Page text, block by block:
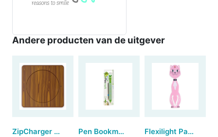
Andere producten van de uitgever
ZipCharger - Wood Pen Bookmark - Frog (set van 6) Flexilight Pals - Cat